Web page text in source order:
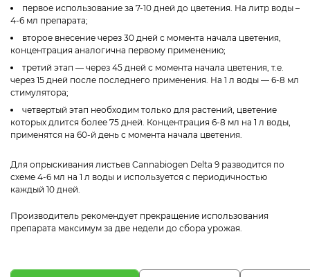
первое использование за 7-10 дней до цветения. На литр воды –
4-6 мл препарата;
второе внесение через 30 дней с момента начала цветения,
концентрация аналогична первому применению;
третий этап — через 45 дней с момента начала цветения, т.е.
через 15 дней после последнего применения. На 1 л воды — 6-8 мл
стимулятора;
четвертый этап необходим только для растений, цветение
которых длится более 75 дней. Концентрация 6-8 мл на 1 л воды,
применятся на 60-й день с момента начала цветения.
Для опрыскивания листьев Cannabiogen Delta 9 разводится по
схеме 4-6 мл на 1 л воды и используется с периодичностью
каждый 10 дней.
Производитель рекомендует прекращение использования
препарата максимум за две недели до сбора урожая.